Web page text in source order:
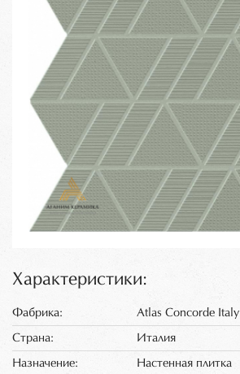
Характеристики:
Фабрика: Atlas Concorde Italy
Страна: Италия
Назначение: Настенная плитка